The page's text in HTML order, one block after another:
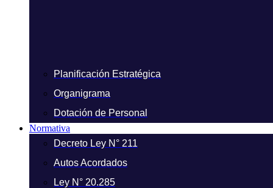
Planificación Estratégica
Organigrama
Dotación de Personal
Normativa
Decreto Ley N° 211
Autos Acordados
Ley N° 20.285